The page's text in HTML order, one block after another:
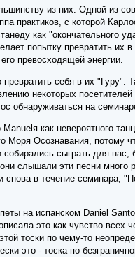
из них. Одной из
практиков, с которой
как "окончательного
попытку превратить их в
превосходящей энергии.
себя в их "Гуру".
некоторых посетителей
обнаруживаться на
как невероятного
Моря Осознавания, потому
собирались сыграть для нас,
слышали эти песни много
в течение семинара,
на испанском Daniel
это как чувство всех
тоски по чему-то
это - тоска по